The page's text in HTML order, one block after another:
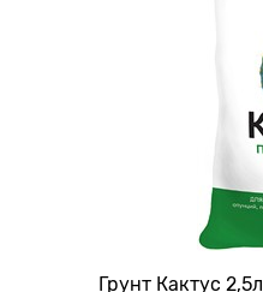
Грунт Кактус 2,5л